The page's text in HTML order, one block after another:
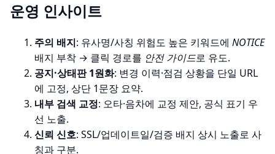
운영 인사이트
주의 배지: 유사명/사칭 위험도 높은 키워드에 NOTICE
배지 부착 → 클릭 경로를 안전 가이드로 유도.
공지·상태판 1원화: 변경 이력·점검 상황을 단일 URL
에 고정, 상단 1문장 요약.
내부 검색 교정: 오타·음차에 교정 제안, 공식 표기 우
선 노출.
신뢰 신호: SSL/업데이트일/검증 배지 상시 노출로 사
칭과 구분.